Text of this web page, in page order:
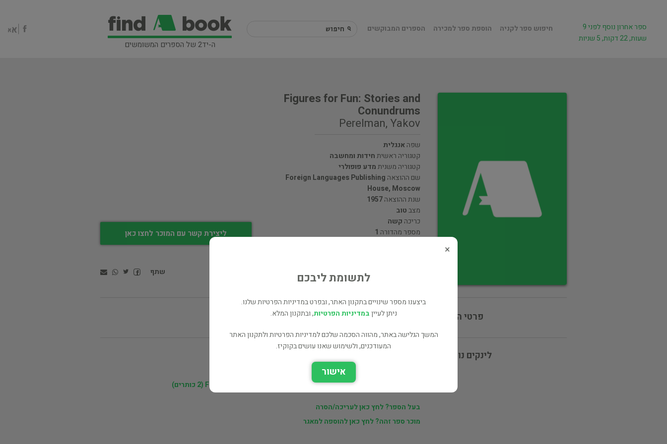
ה-יד2 של הספרים המשומשים
חיפוש ספר לקניה הוספת ספר למכירה הספרים המבוקשים
ספר אחרון נוסף לפני 9
שעות, 22 דקות, 5 שניות
Figures for Fun: Stories and
Conundrums
Perelman, Yakov
שפהאנגלית
קטגוריה ראשיתחידות ומחשבה
קטגוריה משניתמדע פופולרי
שם ההוצאה Foreign Languages Publishing
House, Moscow
שנת ההוצאה1957
מצבטוב
כריכה קשה
מספר מהדורה 1 ליצירת קשר עם המוכר לחצו כאן
שתף
פרטי המוכר
לינקים נוספים
כל הספרים בקטגוריית חידות ומחשבה (97 כותרים)
בעל הספר? לחץ כאן לעריכה/הסרה
מוכר ספר זהה? לחץ כאן להוספה למאגר
×
לתשומת ליבכם
ביצענו מספר שינויים בתקנון האתר, ובפרט במדיניות הפרטיות שלנו.
ניתן לעייןבמדיניות הפרטיות, ובתקנון המלא.
המשך הגלישה באתר, מהווה הסכמה שלכם למדיניות הפרטיות ולתקנון האתר
המעודכנים, ולשימוש שאנו עושים בקוקיז.
אישור